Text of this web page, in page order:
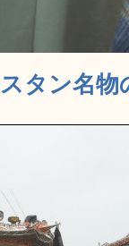
タン名物